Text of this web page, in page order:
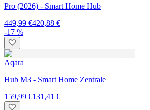
Pro (2026) - Smart Home Hub
449,99 €420,88 €
-17 %
Aqara
Hub M3 - Smart Home Zentrale
159,99 €131,41 €